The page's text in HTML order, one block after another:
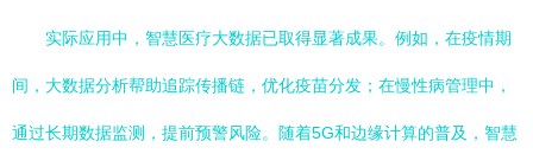
实际应用中，智慧医疗大数据已取得显著成果。例如，在疫情期
间，大数据分析帮助追踪传播链，优化疫苗分发；在慢性病管理中，
通过长期数据监测，提前预警风险。随着5G和边缘计算的普及，智慧